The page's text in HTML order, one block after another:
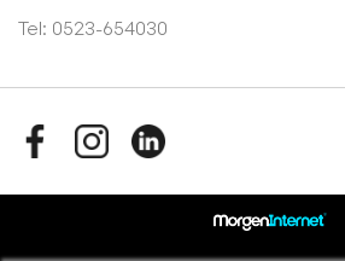
Tel: 0523-654030